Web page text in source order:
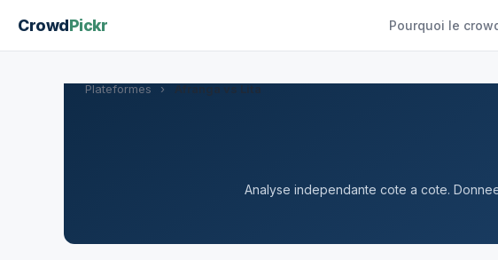
CrowdPickr Pourquoi le
Plateformes › Afranga vs Lita
Analyse independante cote a cote.